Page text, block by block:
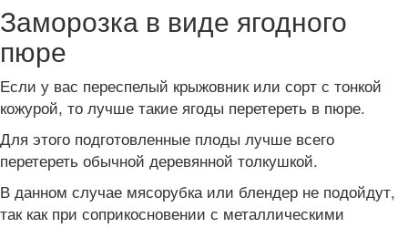
Заморозка в виде ягодного
пюре
Если у вас переспелый крыжовник или сорт с тонкой
кожурой, то лучше такие ягоды перетереть в пюре.
Для этого подготовленные плоды лучше всего
перетереть обычной деревянной толкушкой.
В данном случае мясорубка или блендер не подойдут,
так как при соприкосновении с металлическими